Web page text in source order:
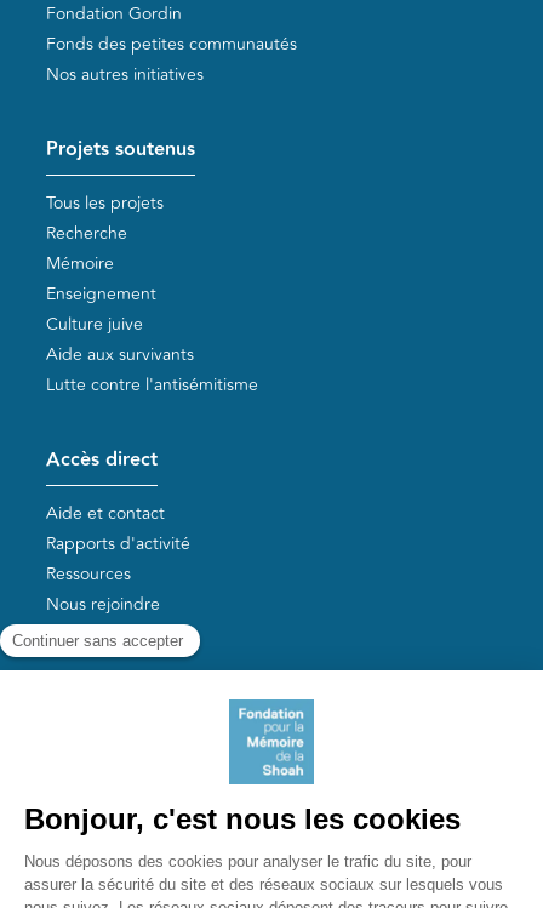
Fondation Gordin
Fonds des petites communautés
Nos autres initiatives
Projets soutenus
Tous les projets
Recherche
Mémoire
Enseignement
Culture juive
Aide aux survivants
Lutte contre l'antisémitisme
Accès direct
Aide et contact
Rapports d'activité
Ressources
Nous rejoindre
Nos autres sites
Aide aux survivants de la Shoah
Liens utiles
Mémorial de la Shoah